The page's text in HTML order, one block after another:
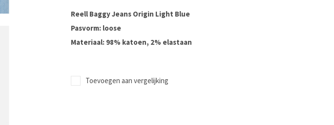
Reell Baggy Jeans Origin Light Blue
Pasvorm: loose
Materiaal: 98% katoen, 2% elastaan
Toevoegen aan vergelijking